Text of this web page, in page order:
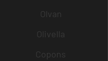
Olvan
Olivella
Copons